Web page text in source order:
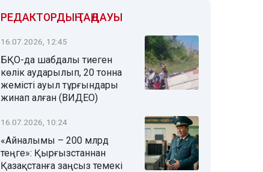
РЕДАКТОРДЫҢ ТАҢДАУЫ
16.07.2026, 12:45
БҚО-да шабдалы тиеген
көлік аударылып, 20 тонна
жемісті ауыл тұрғындары
жинап алған (ВИДЕО)
16.07.2026, 10:24
«Айналымы – 200 млрд
теңге»: Қырғызстаннан
Қазақстанға заңсыз темекі